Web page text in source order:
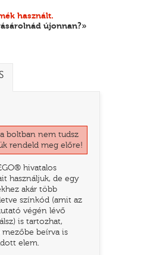
használt.
újonnan?»
boltban nem tudsz
rendeld meg előre!
hivatalos
használjuk, de egy
akár több
színkód (amit az
végén lévő
is tartozhat,
mezőbe beírva is
elem.